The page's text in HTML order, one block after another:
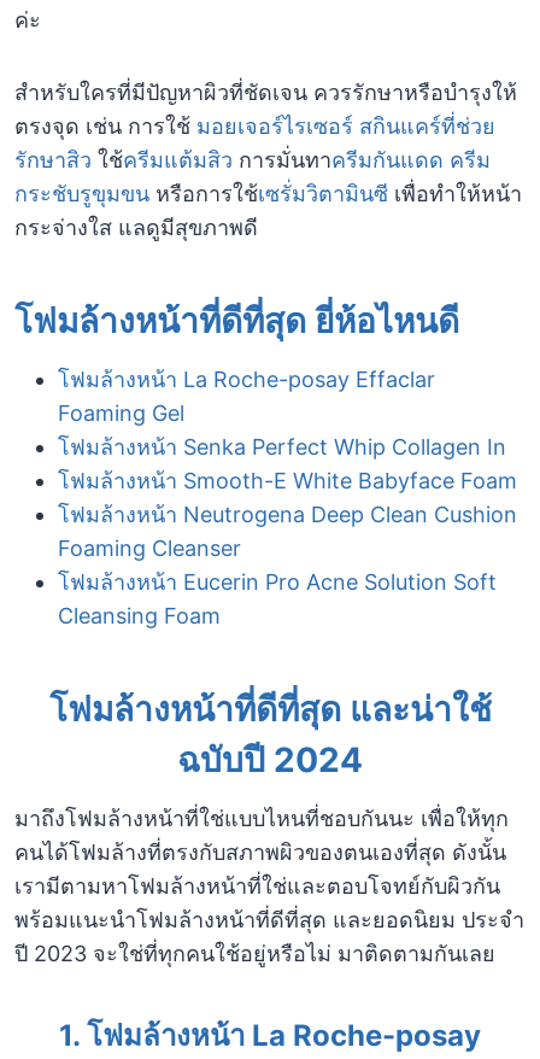
ค่ะ
สำหรับใครที่มีปัญหาผิวที่ชัดเจน ควรรักษาหรือบำรุงให้
ตรงจุด เช่น การใช้ มอยเจอร์ไรเซอร์ สกินแคร์ที่ช่วย
รักษาสิว ใช้ครีมแต้มสิว การมั่นทาครีมกันแดด ครีม
กระชับรูขุมขน หรือการใช้เซรั่มวิตามินซี เพื่อทำให้หน้า
กระจ่างใส แลดูมีสุขภาพดี
โฟมล้างหน้าที่ดีที่สุด ยี่ห้อไหนดี
โฟมล้างหน้า La Roche-posay Effaclar
Foaming Gel
โฟมล้างหน้า Senka Perfect Whip Collagen In
โฟมล้างหน้า Smooth-E White Babyface Foam
โฟมล้างหน้า Neutrogena Deep Clean Cushion
Foaming Cleanser
โฟมล้างหน้า Eucerin Pro Acne Solution Soft
Cleansing Foam
โฟมล้างหน้าที่ดีที่สุด และน่าใช้
ฉบับปี 2024
มาถึงโฟมล้างหน้าที่ใช่แบบไหนที่ชอบกันนะ เพื่อให้ทุก
คนได้โฟมล้างที่ตรงกับสภาพผิวของตนเองที่สุด ดังนั้น
เรามีตามหาโฟมล้างหน้าที่ใช่และตอบโจทย์กับผิวกัน
พร้อมแนะนำโฟมล้างหน้าที่ดีที่สุด และยอดนิยม ประจำ
ปี 2023 จะใช่ที่ทุกคนใช้อยู่หรือไม่ มาติดตามกันเลย
1. โฟมล้างหน้า La Roche-posay